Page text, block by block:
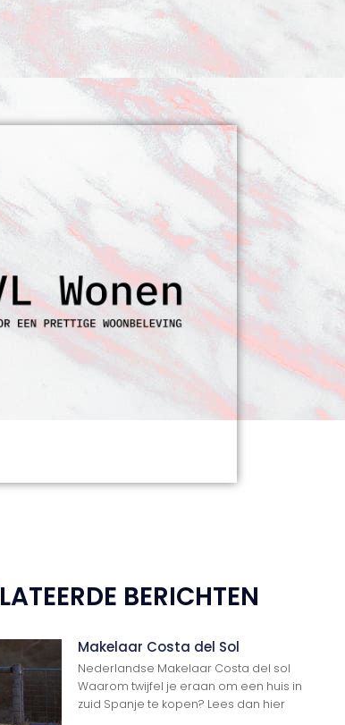
LATEERDE BERICHTEN
Makelaar Costa del Sol
Nederlandse Makelaar Costa del sol
Waarom twijfel je eraan om een huis in
zuid Spanje te kopen? Lees dan hier